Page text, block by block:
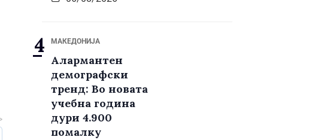
МАКЕДОНИЈА
Алармантен
демографски
тренд: Во новата
учебна година
дури 4.900
помалку